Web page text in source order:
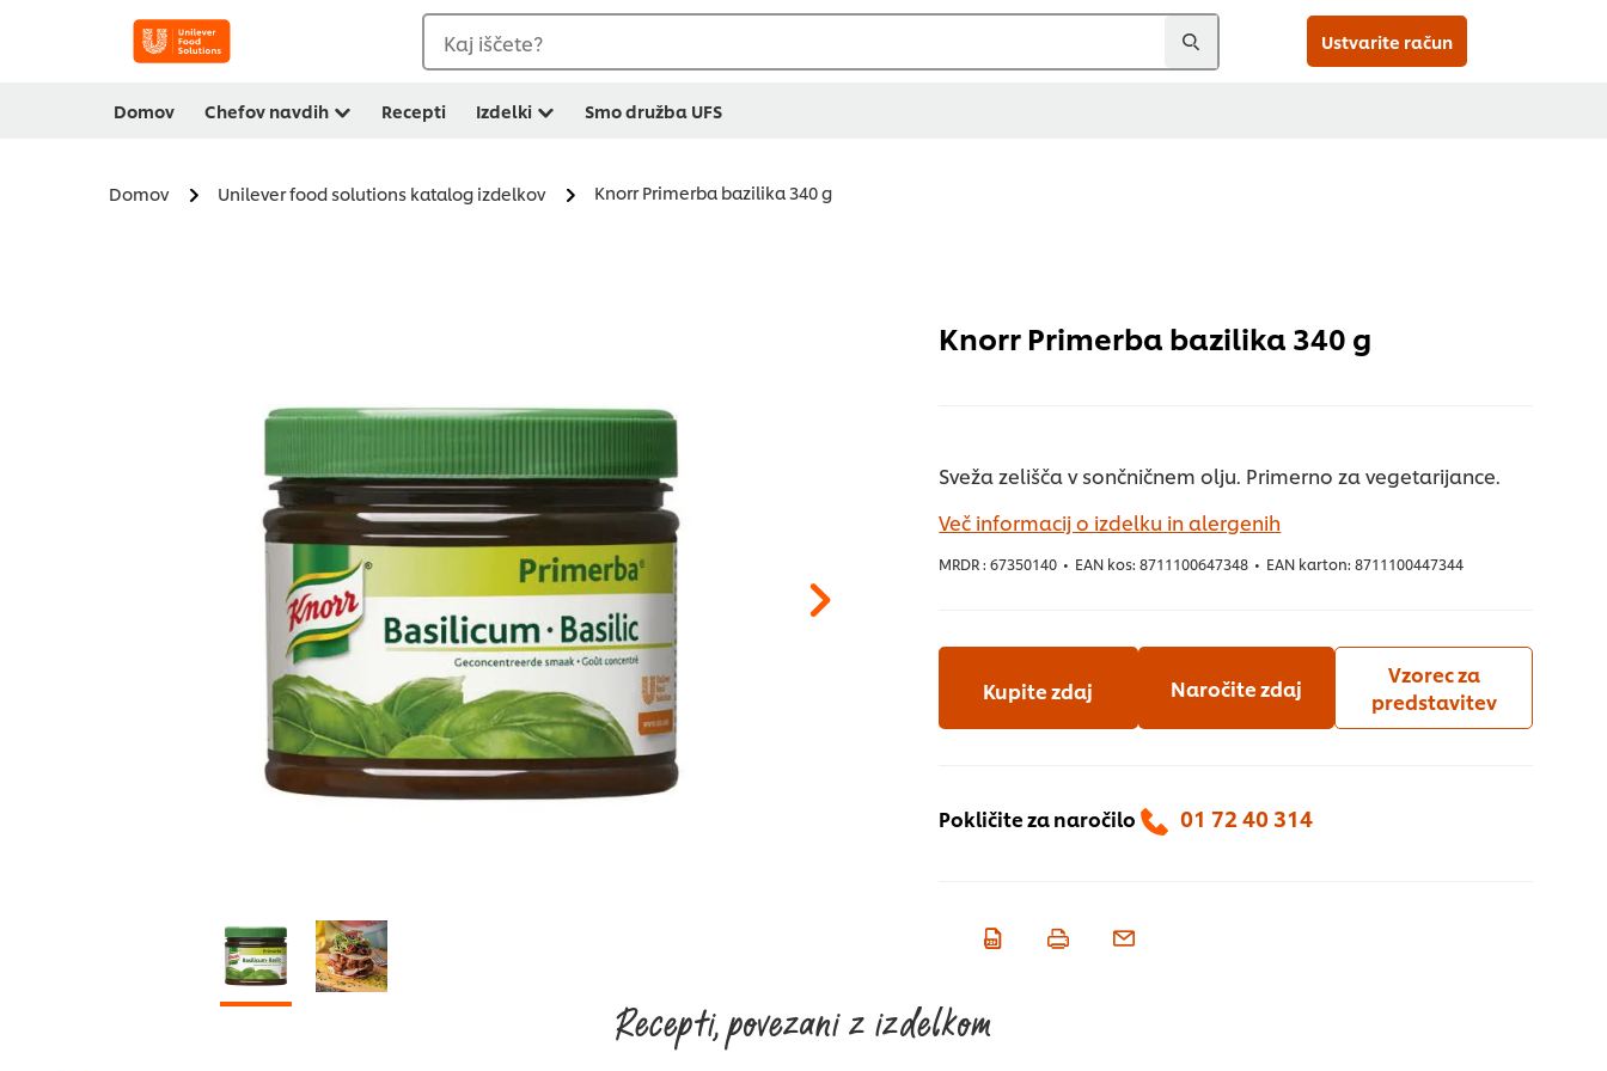
Kaj iščete? Ustvarite račun
Domov Chefov navdih Recepti Izdelki Smo družba UFS
Domov Unilever food solutions katalog izdelkov Knorr Primerba bazilika 340 g
Knorr Primerba bazilika 340 g
Sveža zelišča v sončničnem olju. Primerno za vegetarijance.
Več informacij o izdelku in alergenih
MRDR : 67350140 • EAN kos: 8711100647348 • EAN karton: 8711100447344
Kupite zdaj Naročite zdaj
Vzorec za
predstavitev
Pokličite za naročilo 01 72 40 314
Recepti, povezani z izdelkom